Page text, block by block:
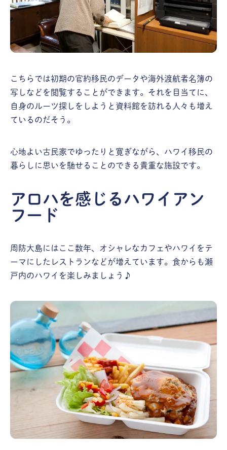
こちらでは初期の官約移民のデータや海外渡航者名簿の
写しなどを閲覧することができます。それを目当てに、
自身のルーツ探しをしようと資料館を訪れる人々も増え
ているのだそう。
心地よい古民家でゆったりと寛ぎながら、ハワイ移民の
暮らしに思いを馳せることのできる貴重な施設です。
アロハを感じるハワイアン
フード
周防大島にはここ数年、オシャレなカフェやハワイをテ
ーマにしたレストランなどが増えています。食からも瀬
戸内のハワイを楽しみましょう♪